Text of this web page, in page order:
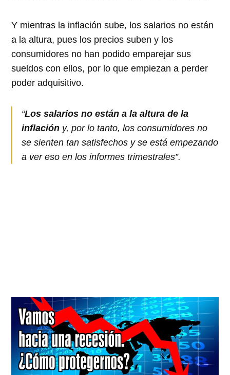
Y mientras la inflación sube, los salarios no están
a la altura, pues los precios suben y los
consumidores no han podido emparejar sus
sueldos con ellos, por lo que empiezan a perder
poder adquisitivo.
“Los salarios no están a la altura de la
inflación y, por lo tanto, los consumidores no
se sienten tan satisfechos y se está empezando
a ver eso en los informes trimestrales”.